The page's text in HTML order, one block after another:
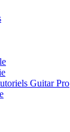
Guitar Pro